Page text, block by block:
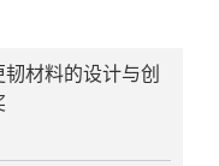
材料的设计与创